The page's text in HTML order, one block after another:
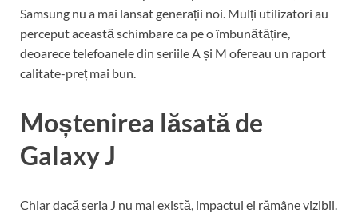
Samsung nu a mai lansat generații noi. Mulți utilizatori au
perceput această schimbare ca pe o îmbunătățire,
deoarece telefoanele din seriile A și M ofereau un raport
calitate-preț mai bun.
Moștenirea lăsată de
Galaxy J
Chiar dacă seria J nu mai există, impactul ei rămâne vizibil.